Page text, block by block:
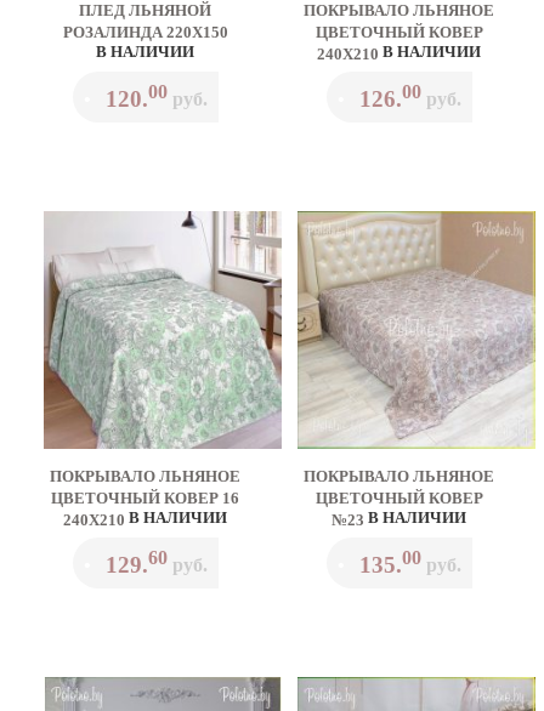
ПЛЕД ЛЬНЯНОЙ
РОЗАЛИНДА 220Х150
В НАЛИЧИИ
120.00руб.
ПОКРЫВАЛО ЛЬНЯНОЕ
ЦВЕТОЧНЫЙ КОВЕР
240Х210 В НАЛИЧИИ
126.00руб.
ПОКРЫВАЛО ЛЬНЯНОЕ
ЦВЕТОЧНЫЙ КОВЕР 16
240Х210 В НАЛИЧИИ
129.60руб.
ПОКРЫВАЛО ЛЬНЯНОЕ
ЦВЕТОЧНЫЙ КОВЕР
№23 В НАЛИЧИИ
135.00руб.